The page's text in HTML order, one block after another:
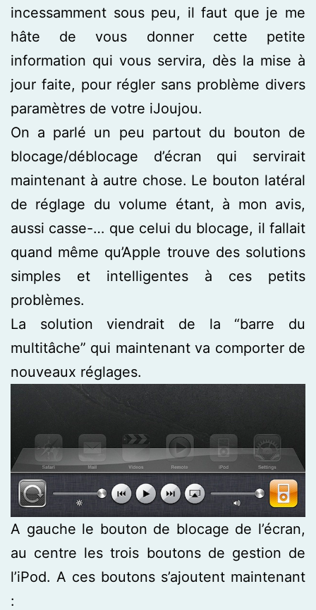
incessamment sous peu, il faut que je me
hâte de vous donner cette petite
information qui vous servira, dès la mise à
jour faite, pour régler sans problème divers
paramètres de votre iJoujou.
On a parlé un peu partout du bouton de
blocage/déblocage d’écran qui servirait
maintenant à autre chose. Le bouton latéral
de réglage du volume étant, à mon avis,
aussi casse-… que celui du blocage, il fallait
quand même qu’Apple trouve des solutions
simples et intelligentes à ces petits
problèmes.
La solution viendrait de la “barre du
multitâche” qui maintenant va comporter de
nouveaux réglages.
A gauche le bouton de blocage de l’écran,
au centre les trois boutons de gestion de
l’iPod. A ces boutons s’ajoutent maintenant
: